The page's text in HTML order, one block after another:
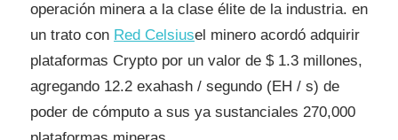
operación minera a la clase élite de la industria. en
un trato con Red Celsiusel minero acordó adquirir
plataformas Crypto por un valor de $ 1.3 millones,
agregando 12.2 exahash / segundo (EH / s) de
poder de cómputo a sus ya sustanciales 270,000